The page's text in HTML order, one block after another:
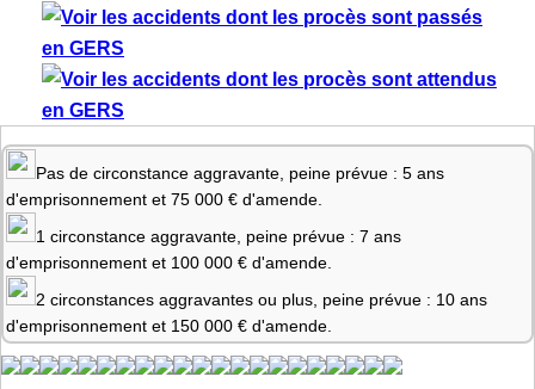
Pas de circonstance aggravante, peine prévue : 5 ans
d'emprisonnement et 75 000 € d'amende.
1 circonstance aggravante, peine prévue : 7 ans
d'emprisonnement et 100 000 € d'amende.
2 circonstances aggravantes ou plus, peine prévue : 10 ans
d'emprisonnement et 150 000 € d'amende.